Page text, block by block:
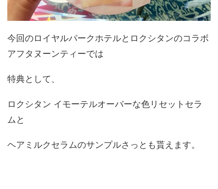
今回のロイヤルパークホテルとロクシタンのコラボ
アフタヌーンティーでは
特典として、
ロクシタン イモーテルオーバーな色リセットセラ
ムと
ヘアミルクセラムのサンプルさっとも貰えます。